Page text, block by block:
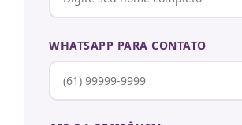
WHATSAPP PARA CONTATO